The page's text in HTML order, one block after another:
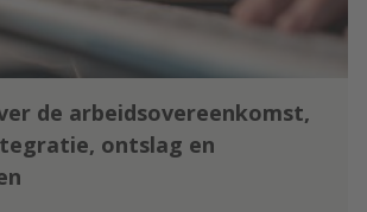
de arbeidsovereenkomst,
ontslag en